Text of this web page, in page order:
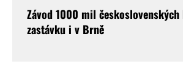
Závod 1000 mil
zastávku i v Brně